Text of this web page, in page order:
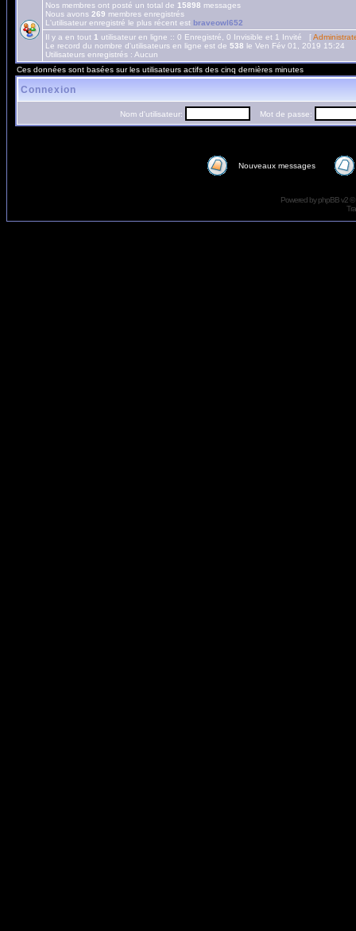
Nos membres ont posté un total de 15898 messages
Nous avons 269 membres enregistrés
L'utilisateur enregistré le plus récent est braveowl652
Il y a en tout 1 utilisateur en ligne :: 0 Enregistré, 0 Invisible et 1 Invité [
Le record du nombre d'utilisateurs en ligne est de 538 le Ven Fév 01, 2019 15:24
Utilisateurs enregistrés : Aucun
Ces données sont basées sur les utilisateurs actifs des cinq dernières minutes
Connexion
Nom d'utilisateur: Mot de passe:
Nouveaux messages
Powered byphpBBv2 ©